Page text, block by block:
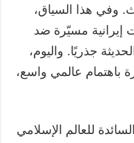
وفي هذا السياق،
إيرانية مسيّرة ضد
جذريًا. واليوم،
باهتمام عالمي واسع،
للعالم الإسلامي